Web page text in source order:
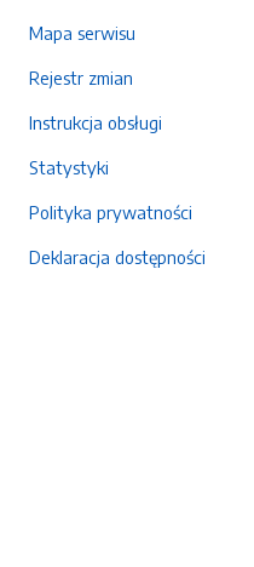
Mapa serwisu
Rejestr zmian
Instrukcja obsługi
Statystyki
Polityka prywatności
Deklaracja dostępności